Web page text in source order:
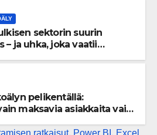
sektorin suurin
– ja uhka, joka vaatii
pelikentällä:
maksavia asiakkaita vai